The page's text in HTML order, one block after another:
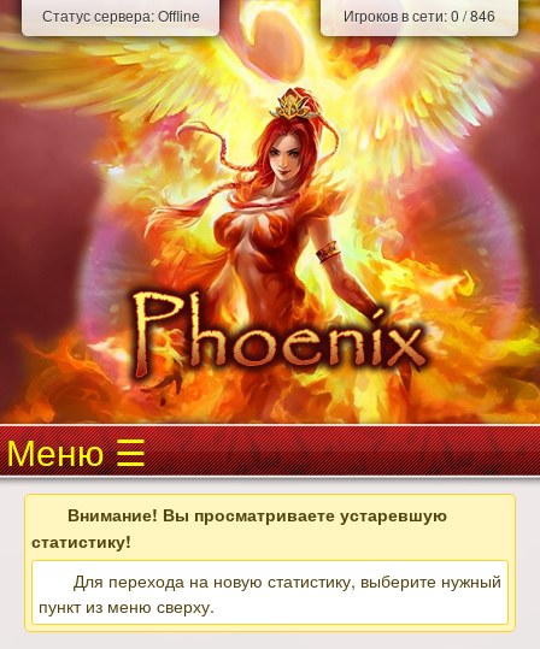
Статус сервера:Offline Игроков в сети:0 /846
Меню
Внимание! Вы просматриваете устаревшую
статистику!
Для перехода на новую статистику, выберите нужный
пункт из меню сверху.